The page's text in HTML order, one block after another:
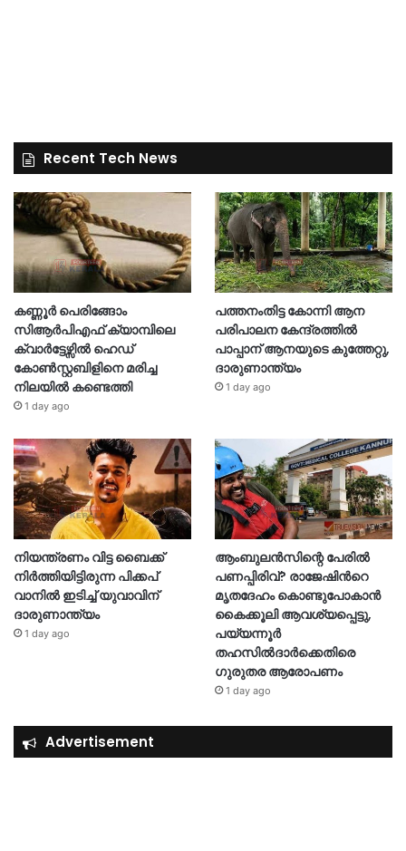
Recent Tech News
കണ്ണൂർ പെരിങ്ങോം
സിആർപിഎഫ് ക്യാമ്പിലെ
ക്വാർട്ടേഴ്സിൽ ഹെഡ്
കോൺസ്റ്റബിളിനെ മരിച്ച
നിലയിൽ കണ്ടെത്തി
1 day ago
പത്തനംതിട്ട കോന്നി ആന
പരിപാലന കേന്ദ്രത്തിൽ
പാപ്പാന് ആനയുടെ കുത്തേറ്റു,
ദാരുണാന്ത്യം
1 day ago
നിയന്ത്രണം വിട്ട ബൈക്ക്
നിർത്തിയിട്ടിരുന്ന പിക്കപ്
വാനിൽ ഇടിച്ച് യുവാവിന്
ദാരുണാന്ത്യം
1 day ago
ആംബുലൻസിന്റെ പേരിൽ
പണപ്പിരിവ്? രാജേഷിന്‍റെ
മൃതദേഹം കൊണ്ടുപോകാൻ
കൈക്കൂലി ആവശ്യപ്പെട്ടു,
പയ്യന്നൂർ
തഹസിൽദാർക്കെതിരെ
ഗുരുതര ആരോപണം
1 day ago
Advertisement